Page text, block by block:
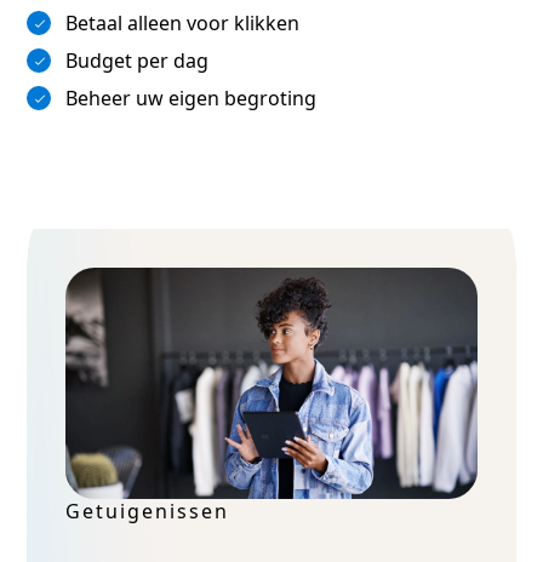
Betaal alleen voor klikken
Budget per dag
Beheer uw eigen begroting
Getuigenissen